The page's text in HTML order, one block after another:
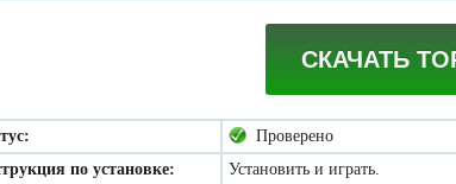
СКАЧАТЬ
Проверено
по установке:
Установить и играть.